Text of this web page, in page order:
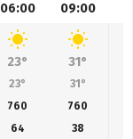
06:00 09:00
23° 31°
23° 31°
760 760
64 38